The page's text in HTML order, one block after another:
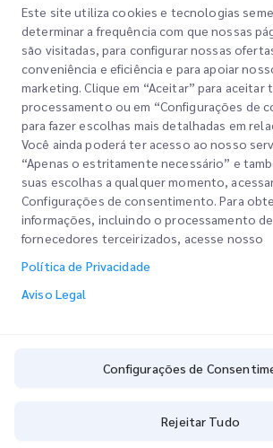
Privacidade Política de Privacidade
Links Rápidos
Localizações dos Escritórios
Solicitar um Orçamento
Login do Cliente
Rastreie seu Pedido
Corporativo
Sobre Nós
Carreiras
Express customs clearance
Política de Privacidade
Este site utiliza cookies e tecnologias
determinar a frequência com que nossas
são visitadas, para configurar nossas
conveniência e eficiência e para apoiar
marketing. Clique em “Aceitar” para aceitar
processamento ou em “Configurações de
para fazer escolhas mais detalhadas em
Você ainda poderá ter acesso ao nosso
“Apenas o estritamente necessário” e
suas escolhas a qualquer momento,
Configurações de consentimento. Para
informações, incluindo o processamento
fornecedores terceirizados, acesse nosso
Política de Privacidade
Aviso Legal
Configurações de
Rejeitar Tudo